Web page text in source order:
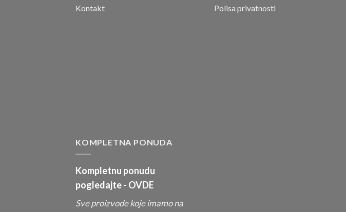
Kontakt
Polisa privatnosti
KOMPLETNA PONUDA
Kompletnu ponudu
pogledajte - OVDE
Sve proizvode koje imamo na